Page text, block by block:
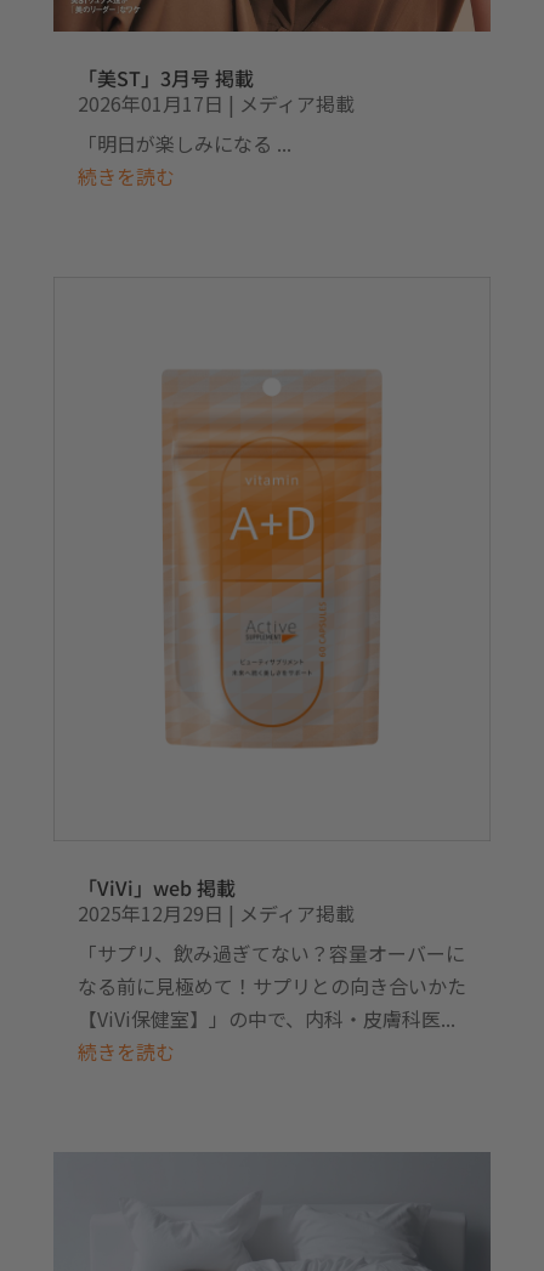
「美ST」3月号 掲載
2026年01月17日 | メディア掲載
「明日が楽しみになる ...
続きを読む
「ViVi」web 掲載
2025年12月29日 | メディア掲載
「サプリ、飲み過ぎてない？容量オーバーに
なる前に見極めて！サプリとの向き合いかた
【ViVi保健室】」の中で、内科・皮膚科医...
続きを読む